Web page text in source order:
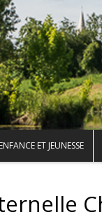
ENFANCE ET JEUNESSE